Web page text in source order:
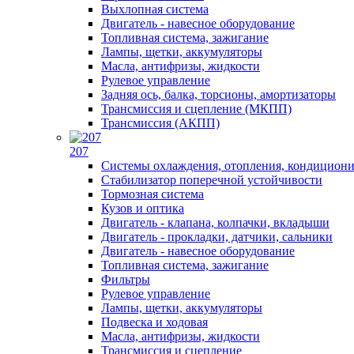
Выхлопная система
Двигатель - навесное оборудование
Топливная система, зажигание
Лампы, щетки, аккумуляторы
Масла, антифризы, жидкости
Рулевое управление
Задняя ось, балка, торсионы, амортизаторы
Трансмиссия и сцепление (МКПП)
Трансмиссия (АКПП)
207
Системы охлаждения, отопления,
Стабилизатор поперечной устойчивости
Тормозная система
Кузов и оптика
Двигатель - клапана, колпачки, вкладыши
Двигатель - прокладки, датчики, сальники
Двигатель - навесное оборудование
Топливная система, зажигание
Фильтры
Рулевое управление
Лампы, щетки, аккумуляторы
Подвеска и ходовая
Масла, антифризы, жидкости
Трансмиссия и сцепление